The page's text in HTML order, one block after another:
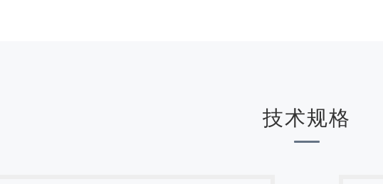
技术规格